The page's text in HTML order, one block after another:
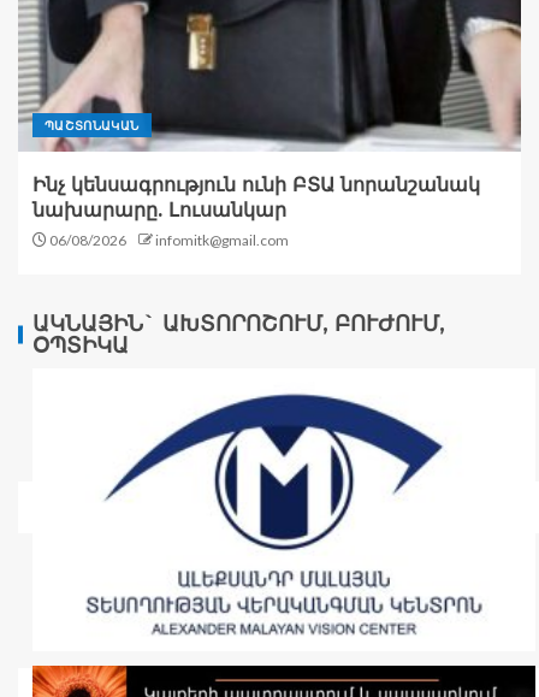
ՊԱՇՏՈՆԱԿԱՆ
Ինչ կենսագրություն ունի ԲՏԱ նորանշանակ
նախարարը. Լուսանկար
06/08/2026 infomitk@gmail.com
ԱԿՆԱՅԻՆ` ԱԽՏՈՐՈՇՈՒՄ, ԲՈՒԺՈՒՄ,
ՕՊՏԻԿԱ